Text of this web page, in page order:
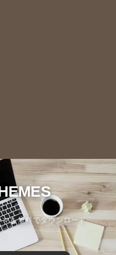
を無料でダウンロード